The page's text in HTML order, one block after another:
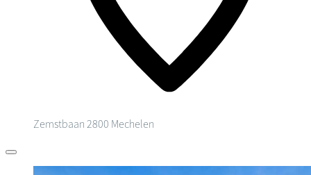
Zemstbaan 2800 Mechelen